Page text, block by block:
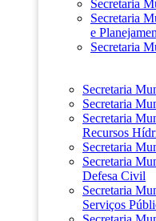
Secretaria
Secretaria
e
Secretaria
Secretaria
Secretaria
Secretaria
Recursos
Secretaria
Secretaria
Defesa Civil
Secretaria
Serviços